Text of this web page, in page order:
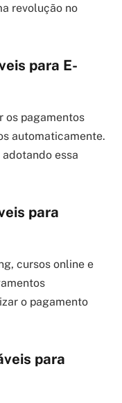
revolução no
para E-
os pagamentos
automaticamente.
essa
para
cursos online e
o pagamento
para